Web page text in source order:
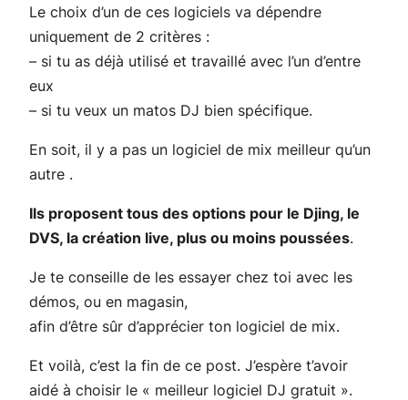
Le choix d’un de ces logiciels va dépendre
uniquement de 2 critères :
– si tu as déjà utilisé et travaillé avec l’un d’entre
eux
– si tu veux un matos DJ bien spécifique.
En soit, il y a pas un logiciel de mix meilleur qu’un
autre .
Ils proposent tous des options pour le Djing, le
DVS, la création live, plus ou moins poussées.
Je te conseille de les essayer chez toi avec les
démos, ou en magasin,
afin d’être sûr d’apprécier ton logiciel de mix.
Et voilà, c’est la fin de ce post. J’espère t’avoir
aidé à choisir le « meilleur logiciel DJ gratuit ».